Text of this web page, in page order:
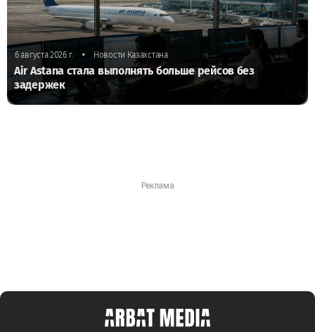
6 августа 2026 г. • Новости Казахстана
Air Astana стала выполнять больше рейсов без
задержек